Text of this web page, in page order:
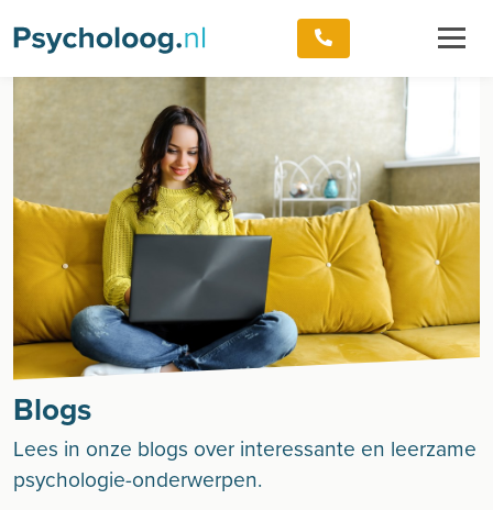
Blogs
Lees in onze blogs over interessante en leerzame
psychologie-onderwerpen.